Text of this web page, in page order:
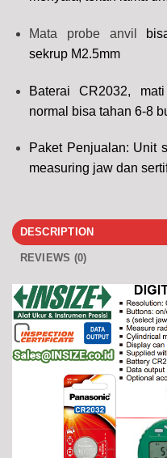
Mata probe anvil
sekrup M2.5mm
Baterai CR2032,
normal bisa tahan 6-8
Paket Penjualan: Unit
measuring jaw dan
DESCRIPTION
REVIEWS (0)